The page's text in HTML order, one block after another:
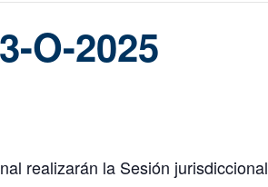
O-2025
realizarán la Sesión jurisdiccional